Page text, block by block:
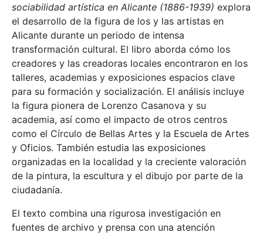
sociabilidad artística en Alicante (1886-1939) explora
el desarrollo de la figura de los y las artistas en
Alicante durante un periodo de intensa
transformación cultural. El libro aborda cómo los
creadores y las creadoras locales encontraron en los
talleres, academias y exposiciones espacios clave
para su formación y socialización. El análisis incluye
la figura pionera de Lorenzo Casanova y su
academia, así como el impacto de otros centros
como el Círculo de Bellas Artes y la Escuela de Artes
y Oficios. También estudia las exposiciones
organizadas en la localidad y la creciente valoración
de la pintura, la escultura y el dibujo por parte de la
ciudadanía.
El texto combina una rigurosa investigación en
fuentes de archivo y prensa con una atención